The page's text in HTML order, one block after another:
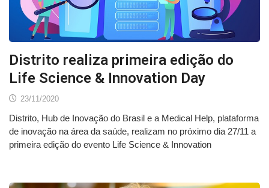
Distrito realiza primeira edição do
Life Science & Innovation Day
23/11/2020
Distrito, Hub de Inovação do Brasil e a Medical Help, plataforma
de inovação na área da saúde, realizam no próximo dia 27/11 a
primeira edição do evento Life Science & Innovation